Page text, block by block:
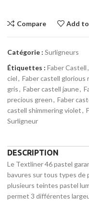
Compare Add
Catégorie : Surligneurs
Étiquettes : Faber Castell,
ciel, Faber castell glorious
gris, Faber castell jaune,
precious green, Faber
castell shimmering violet,
Surligneur
DESCRIPTION
Le Textliner 46 pastel
bavures sur tous types de
plusieurs teintes pastel
permet 3 différentes